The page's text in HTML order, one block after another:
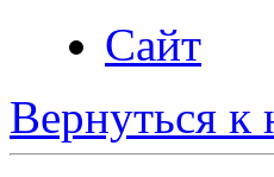
Сайт
Вернуться к